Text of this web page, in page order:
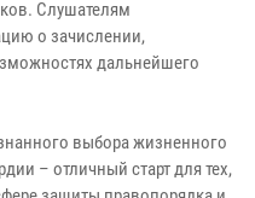
Слушателям
о зачислении,
дальнейшего
выбора жизненного
– отличный старт для тех,